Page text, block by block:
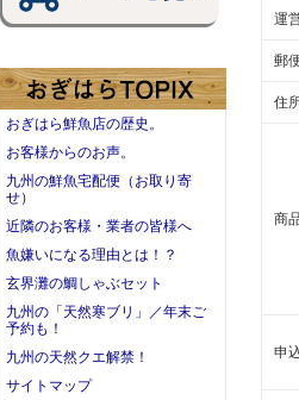
おぎはら鮮魚店の歴史。
お客様からのお声。
九州の鮮魚宅配便（お取り寄
せ）
近隣のお客様・業者の皆様へ
魚嫌いになる理由とは！？
玄界灘の鯛しゃぶセット
九州の「天然寒ブリ」／年末ご
予約も！
九州の天然クエ解禁！
サイトマップ
運
郵
住
商
申